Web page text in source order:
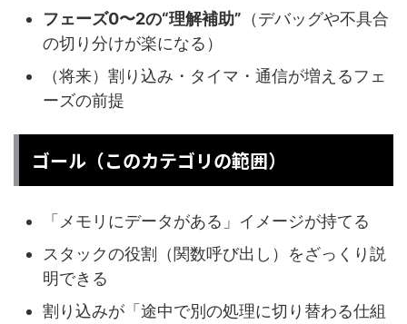
フェーズ0〜2の“理解補助” （デバッグや不具合
の切り分けが楽になる）
（将来）割り込み・タイマ・通信が増えるフェ
ーズの前提
ゴール（このカテゴリの範囲）
「メモリにデータがある」イメージが持てる
スタックの役割（関数呼び出し）をざっくり説
明できる
割り込みが「途中で別の処理に切り替わる仕組